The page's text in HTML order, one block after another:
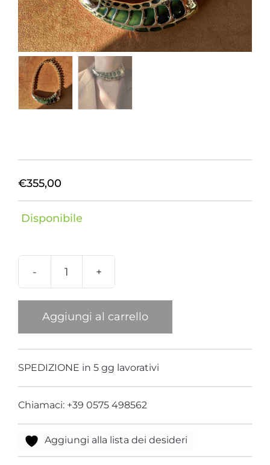
Home
Collezioni
Home
€355,00
Disponibile
Girocollo
Cocco
Verde
quantità
Aggiungi al carrello
SPEDIZIONE in 5 gg lavorativi
Chiamaci: +39 0575 498562
Aggiungi alla lista dei desideri